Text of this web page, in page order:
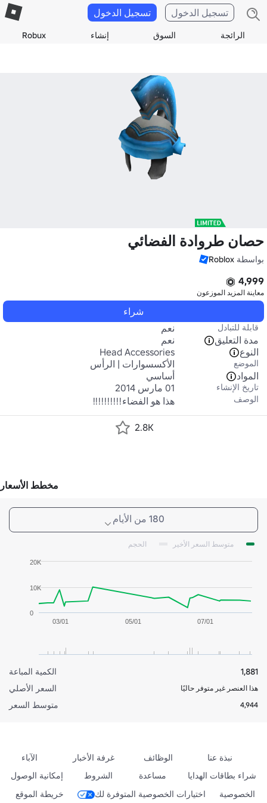
الرائجة السوق إنشاء Robux
تسجيل الدخول تسجيل الدخول
حصان طروادة الفضائي
بواسطة Roblox
4,999
معاينة المزيد الموزعون
شراء
قابلة للتبادل
نعم
مدة التعليق
نعم
النوع
Head Accessories
الموضع
الأكسسوارات | الرأس
المواد
أساسي
تاريخ الإنشاء 01 مارس 2014
الوصف هذا هو الفضاء!!!!!!!!!!
2.8K
مخطط الأسعار
180 من الأيام
متوسط السعر الأخير الحجم
03/01 05/01 07/01
0
10K
20K
الكمية المباعة
1,881
السعر الأصلي
هذا العنصر غير متوفر حاليًا
متوسط السعر 4,944
نبذة عنا الوظائف غرفة الأخبار
الآباء
شراء بطاقات الهدايا
مساعدة الشروط
إمكانية الوصول
الخصوصية
اختيارات الخصوصية المتوفرة لك خريطة الموقع